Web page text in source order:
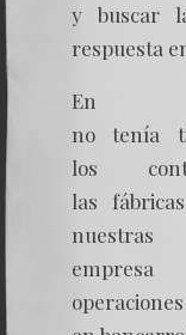
y buscar
respuesta
En
no tenía
los
las